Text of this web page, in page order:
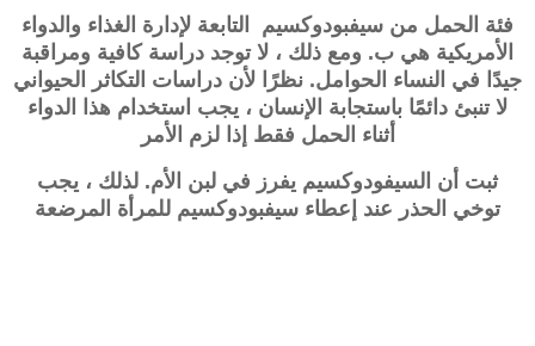
فئة الحمل من سيفبودوكسيم
التابعة لإدارة الغذاء والدواء
الأمريكية هي ب. ومع ذلك ، لا توجد دراسة كافية ومراقبة
جيدًا في النساء الحوامل. نظرًا لأن دراسات التكاثر الحيواني
لا تنبئ دائمًا باستجابة الإنسان ، يجب استخدام هذا الدواء
أثناء الحمل فقط إذا لزم الأمر
ثبت أن السيفودوكسيم يفرز في لبن الأم. لذلك ، يجب
توخي الحذر عند إعطاء سيفبودوكسيم للمرأة المرضعة